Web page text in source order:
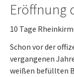
Eröffnung
10 Tage
Schon vor der
vergangenen
weißen befüllten